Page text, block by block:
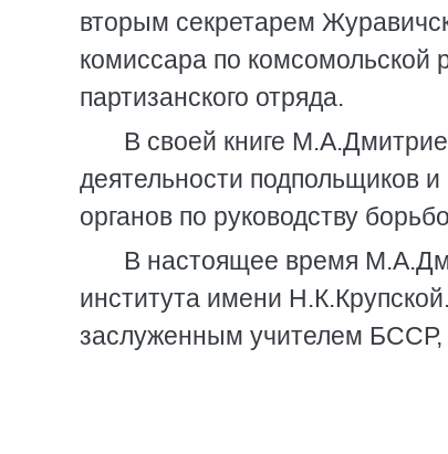
вторым секретарем
комиссара по комсомольской
партизанского отряда.
В своей книге
деятельности подпольщиков
органов по руководству
В настоящее время
института имени
заслуженным учителем БССР,